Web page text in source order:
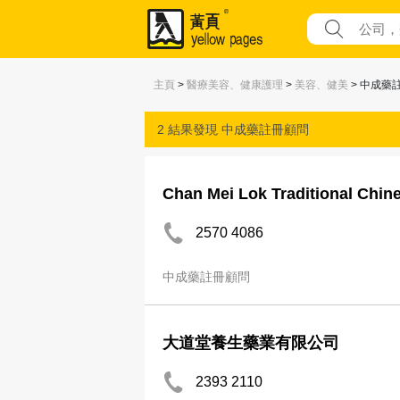
主頁 > 醫療美容、健康護理 > 美容、健美 > 中成藥
2 結果發現 中成藥註冊顧問
Chan Mei Lok Traditional
2570 4086
中成藥註冊顧問
大道堂養生藥業有限公司
2393 2110